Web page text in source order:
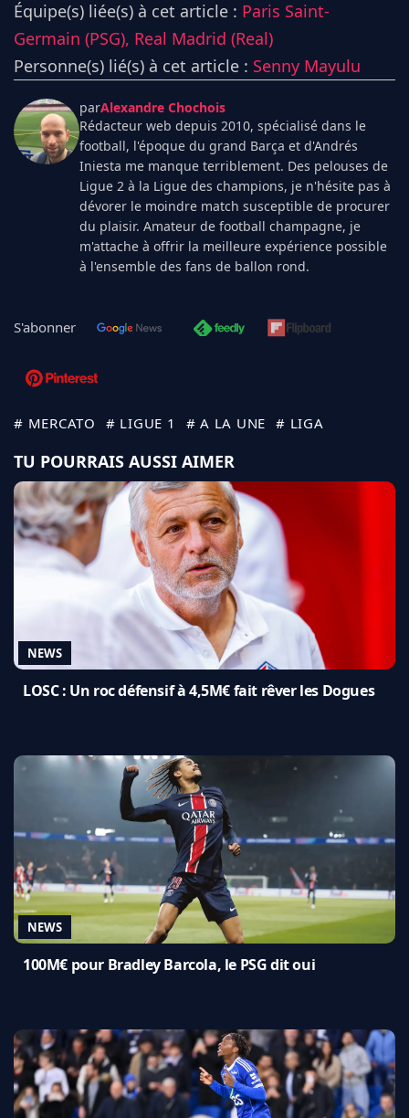
Équipe(s) liée(s) à cet article : Paris Saint-
Germain (PSG), Real Madrid (Real)
Personne(s) lié(s) à cet article : Senny Mayulu
parAlexandre Chochois
Rédacteur web depuis 2010, spécialisé dans le
football, l'époque du grand Barça et d'Andrés
Iniesta me manque terriblement. Des pelouses de
Ligue 2 à la Ligue des champions, je n'hésite pas à
dévorer le moindre match susceptible de procurer
du plaisir. Amateur de football champagne, je
m'attache à offrir la meilleure expérience possible
à l'ensemble des fans de ballon rond.
S'abonner
# MERCATO # LIGUE 1 # A LA UNE # LIGA
TU POURRAIS AUSSI AIMER
NEWS
LOSC : Un roc défensif à 4,5M€ fait rêver les Dogues
NEWS
100M€ pour Bradley Barcola, le PSG dit oui